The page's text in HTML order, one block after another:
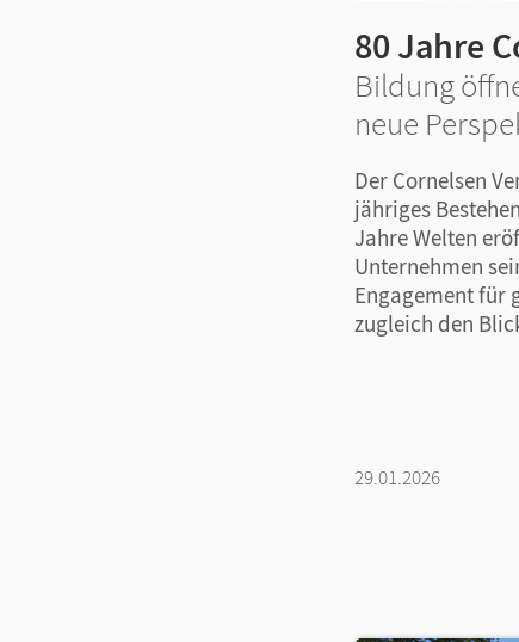
80 Jahre
Bildung
neue
Der Cornelsen
jähriges
Jahre Welten
Unternehmen
Engagement für
zugleich den
29.01.2026